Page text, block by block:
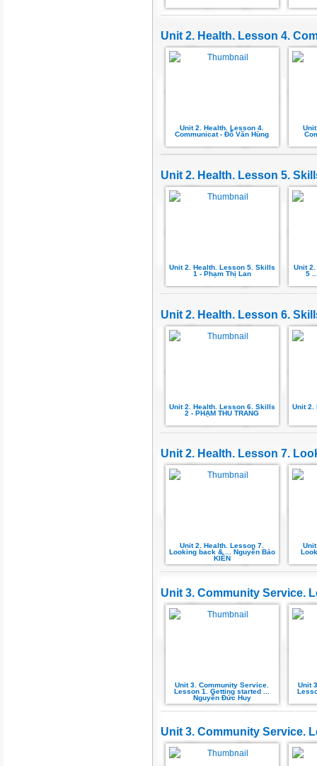
Unit 2. Health. Lesson 4.
Unit 2. Health. Lesson 4.
Communicat - Đỗ Văn Hùng
Unit 2. Health. Lesson 5.
Unit 2. Health. Lesson 5. Skills
1 - Phạm Thị Lan
Unit
5
Unit 2. Health. Lesson 6.
Unit 2. Health. Lesson 6. Skills
2 - PHẠM THU TRANG
Unit 2.
Unit 2. Health. Lesson 7.
Unit 2. Health. Lesson 7.
Looking back & ... Nguyễn Bảo
KIÊN
Unit 3. Community Service.
Unit 3. Community Service.
Lesson 1. Getting started ...
Nguyễn Đức Huy
Unit
Unit 3. Community Service.